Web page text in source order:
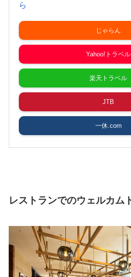
ら
じゃらん
Yahoo!トラベル
楽天トラベル
JTB
一休.com
レストランでのウェルカム